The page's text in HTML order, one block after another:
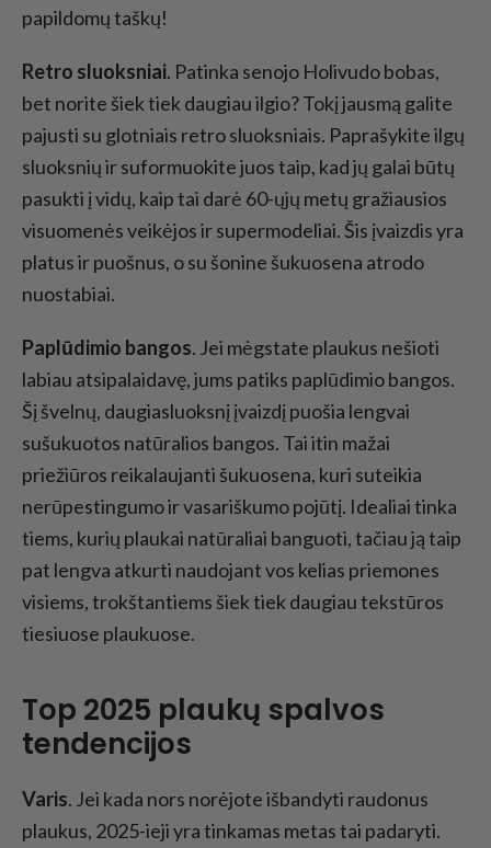
papildomų taškų!
Retro sluoksniai. Patinka senojo Holivudo bobas,
bet norite šiek tiek daugiau ilgio? Tokį jausmą galite
pajusti su glotniais retro sluoksniais. Paprašykite ilgų
sluoksnių ir suformuokite juos taip, kad jų galai būtų
pasukti į vidų, kaip tai darė 60-ųjų metų gražiausios
visuomenės veikėjos ir supermodeliai. Šis įvaizdis yra
platus ir puošnus, o su šonine šukuosena atrodo
nuostabiai.
Paplūdimio bangos. Jei mėgstate plaukus nešioti
labiau atsipalaidavę, jums patiks paplūdimio bangos.
Šį švelnų, daugiasluoksnį įvaizdį puošia lengvai
sušukuotos natūralios bangos. Tai itin mažai
priežiūros reikalaujanti šukuosena, kuri suteikia
nerūpestingumo ir vasariškumo pojūtį. Idealiai tinka
tiems, kurių plaukai natūraliai banguoti, tačiau ją taip
pat lengva atkurti naudojant vos kelias priemones
visiems, trokštantiems šiek tiek daugiau tekstūros
tiesiuose plaukuose.
Top 2025 plaukų spalvos
tendencijos
Varis. Jei kada nors norėjote išbandyti raudonus
plaukus, 2025-ieji yra tinkamas metas tai padaryti.